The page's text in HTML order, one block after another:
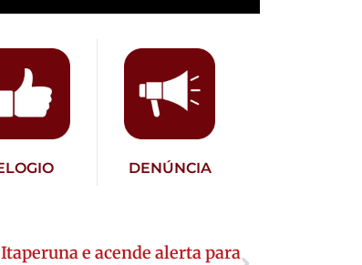
DENÚNCIA
e acende alerta para